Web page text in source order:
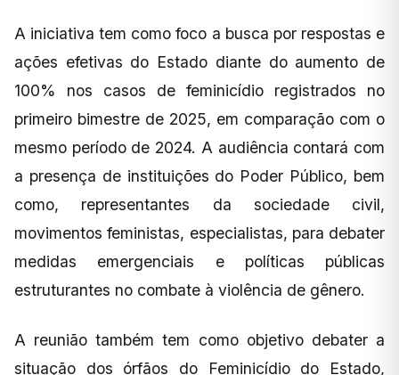
A iniciativa tem como foco a busca por respostas e
ações efetivas do Estado diante do aumento de
100% nos casos de feminicídio registrados no
primeiro bimestre de 2025, em comparação com o
mesmo período de 2024. A audiência contará com
a presença de instituições do Poder Público, bem
como, representantes da sociedade civil,
movimentos feministas, especialistas, para debater
medidas emergenciais e políticas públicas
estruturantes no combate à violência de gênero.
A reunião também tem como objetivo debater a
situação dos órfãos do Feminicídio do Estado,